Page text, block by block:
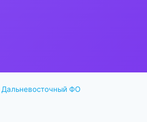
Дальневосточный ФО